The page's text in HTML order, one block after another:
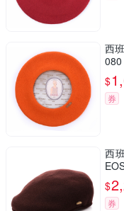
西
$
券
西
$
券